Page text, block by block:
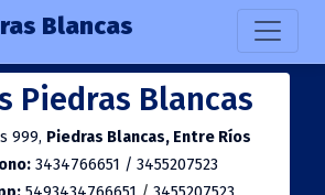
Blancas
Piedras Blancas
999, Piedras Blancas, Entre Ríos
3434766651 / 3455207523